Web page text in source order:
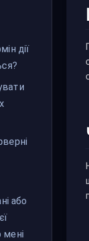
дії
або